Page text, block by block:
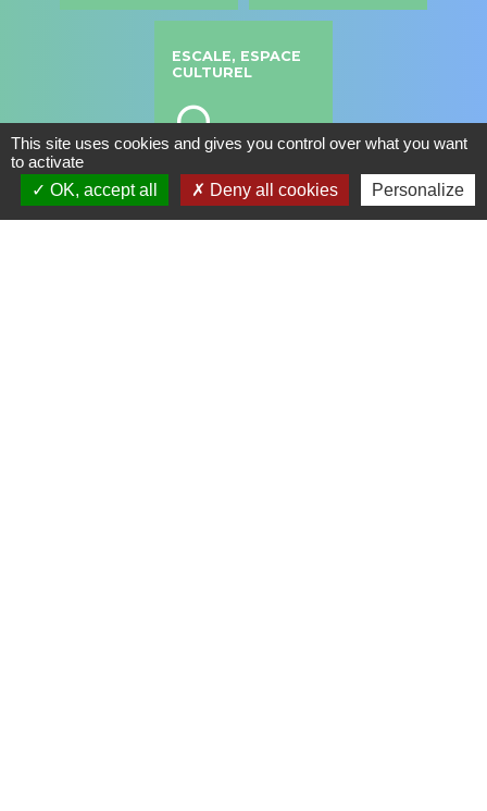
ESCALE, ESPACE
CULTUREL
headset
This site uses cookies and gives you control over what you want
to activate
OK, accept all
Deny all cookies Personalize